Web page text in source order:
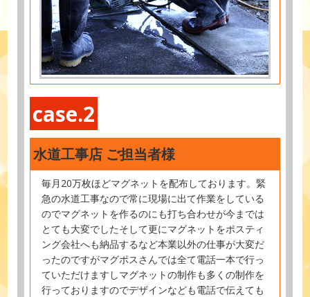
case.2
水道工事店 ご担当者様
毎月20万枚ほどマグネットを配布しております。緊
急の水道工事なので常に現場に出て作業をしている
のでマグネットを作るのにも打ち合わせが今までは
とても大変でしたそして更にマグネットをポスティ
ング会社へも納品するなど本業以外の仕事が大変だ
ったのですがマグポスさんでは全て電話一本で行っ
ていただけますしマグネットの制作も多くの制作を
行っておりますのでデザインなども電話で伝えても